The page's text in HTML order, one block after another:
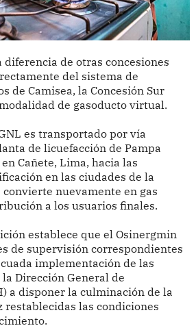
diferencia de otras concesiones
del sistema de
de Camisea, la Concesión Sur
de gasoducto virtual.
es transportado por vía
de licuefacción de Pampa
Cañete, Lima, hacia las
en las ciudades de la
convierte nuevamente en gas
a los usuarios finales.
establece que el Osinergmin
de supervisión correspondientes
implementación de las
Dirección General de
a disponer la culminación de la
restablecidas las condiciones